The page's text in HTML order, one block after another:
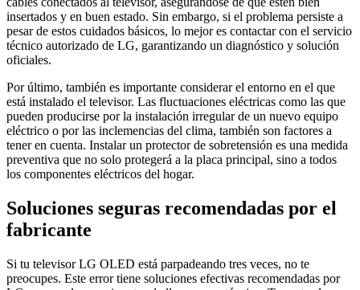
insertados y en buen estado. Sin embargo, si el problema persiste a
pesar de estos cuidados básicos, lo mejor es contactar con el servicio
técnico autorizado de LG, garantizando un diagnóstico y solución
oficiales.
Por último, también es importante considerar el entorno en el que
está instalado el televisor. Las fluctuaciones eléctricas como las que
pueden producirse por la instalación irregular de un nuevo equipo
eléctrico o por las inclemencias del clima, también son factores a
tener en cuenta. Instalar un protector de sobretensión es una medida
preventiva que no solo protegerá a la placa principal, sino a todos
los componentes eléctricos del hogar.
Soluciones seguras recomendadas por el
fabricante
Si tu televisor LG OLED está parpadeando tres veces, no te
preocupes. Este error tiene soluciones efectivas recomendadas por